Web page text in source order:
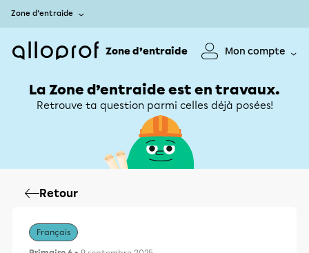
Zone d’entraide
Zone d’entraide Mon compte
La Zone d’entraide est en travaux.
Retrouve ta question parmi celles déjà posées!
Retour
Français